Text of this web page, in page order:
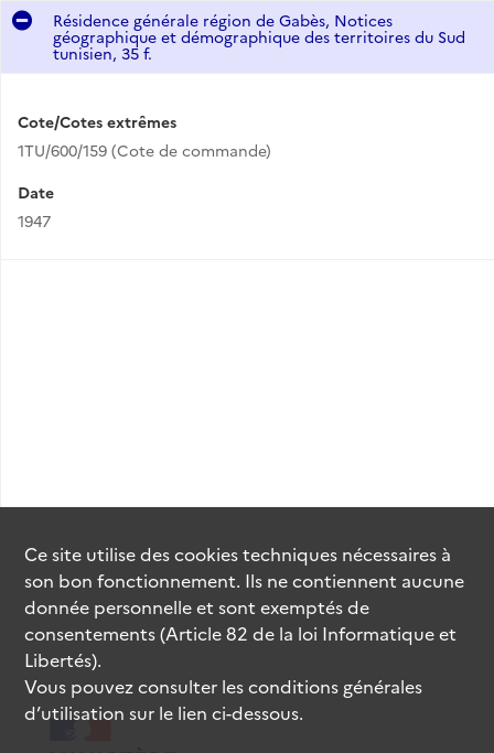
Résidence générale région de Gabès, Notices
géographique et démographique des territoires du Sud
tunisien, 35 f.
Cote/Cotes extrêmes
1TU/600/159 (Cote de commande)
Date
1947
Ce site utilise descookiestechniques nécessaires à
son bon fonctionnement. Ils ne contiennent aucune
donnée personnelle et sont exemptés de
consentements (Article 82 de la loi Informatique et
Libertés).
Vous pouvez consulter les conditions générales
d’utilisation sur le lien ci-dessous.